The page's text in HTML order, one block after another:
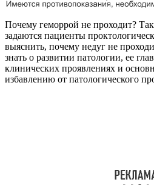
Почему геморрой не проходит?
задаются пациенты
выяснить, почему недуг не
знать о развитии патологии, ее
клинических проявлениях и
избавлению от патологического